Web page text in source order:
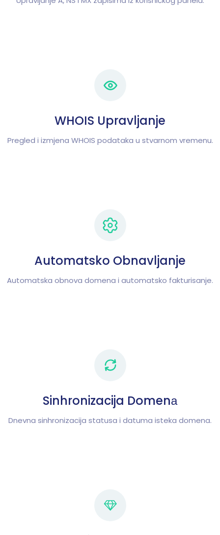
WHOIS Upravljanje
Pregled i izmjena WHOIS podataka u stvarnom vremenu.
Automatsko Obnavljanje
Automatska obnova domena i automatsko fakturisanje.
Sinhronizacija Domenа
Dnevna sinhronizacija statusa i datuma isteka domena.